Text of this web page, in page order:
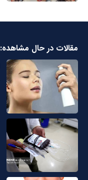
مقالات در حال مشاهده: